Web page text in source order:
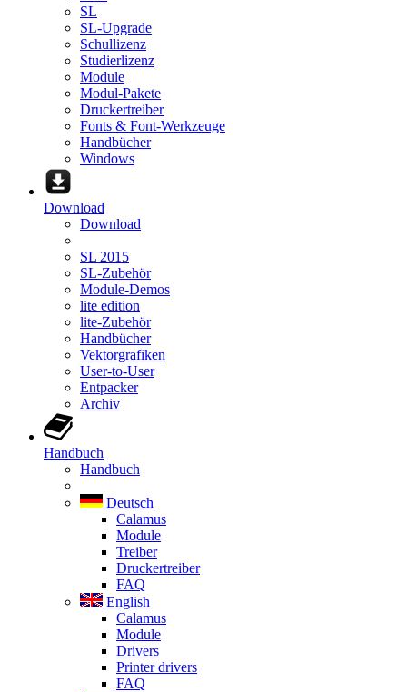
SL
SL-Upgrade
Schullizenz
Studierlizenz
Module
Modul-Pakete
Druckertreiber
Fonts & Font-Werkzeuge
Handbücher
Windows
Download
Download
SL 2015
SL-Zubehör
Module-Demos
lite edition
lite-Zubehör
Handbücher
Vektorgrafiken
User-to-User
Entpacker
Archiv
Handbuch
Handbuch
Deutsch
Calamus
Module
Treiber
Druckertreiber
FAQ
English
Calamus
Module
Drivers
Printer drivers
FAQ